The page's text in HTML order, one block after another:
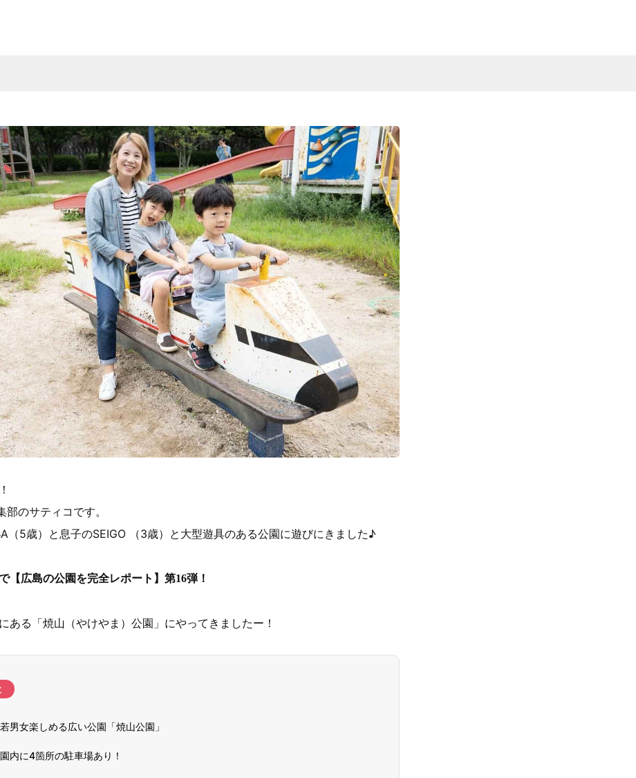
部のサティコです。
（5歳）と息子のSEIGO （3歳）と大型遊具のある公園に遊びにきました♪
【広島の公園を完全レポート】第16弾！
ある「焼山（やけやま）公園」にやってきましたー！
男女楽しめる広い公園「焼山公園」
内に4箇所の駐車場あり！